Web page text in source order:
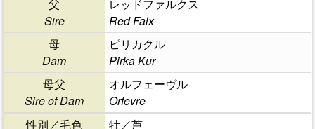
父
Sire
レッドファルクス
Red Falx
母
Dam
ピリカクル
Pirka Kur
母父
Sire of Dam
オルフェーヴル
Orfevre
性別／毛色
牡／芦